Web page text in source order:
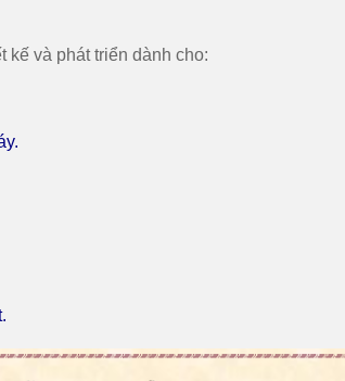
kế và phát triển dành cho: